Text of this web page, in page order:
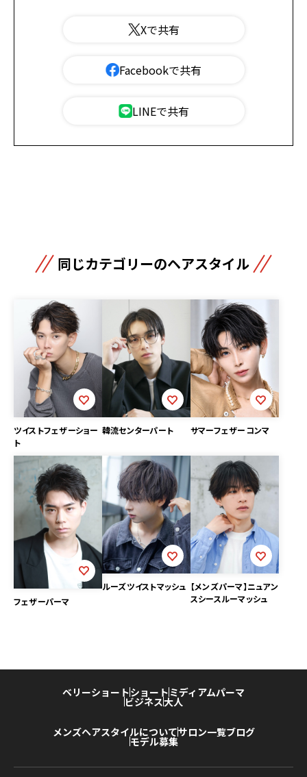
Xで共有
Facebookで共有
LINEで共有
同じカテゴリーのヘアスタイル
ツイストフェザーショー
ト
韓流センターパート サマーフェザーコンマ
フェザーパーマ
ルーズツイストマッシュ 【メンズパーマ】ニュアン
スシースルーマッシュ
ベリーショートショート ミディアムパーマ
ビジネス大人
メンズヘアスタイルについてサロン一覧ブログ
モデル募集